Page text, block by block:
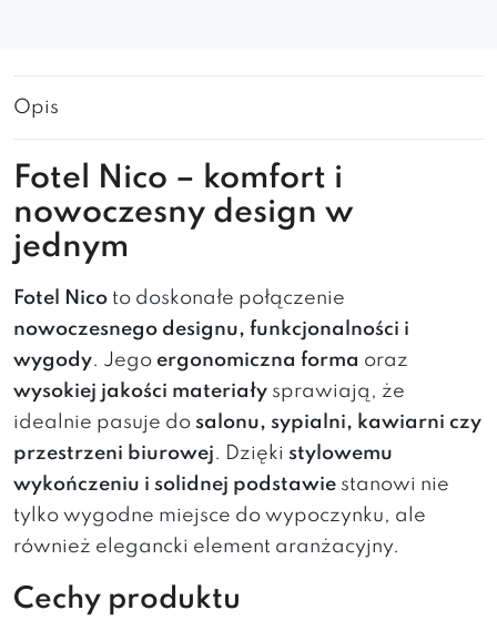
Opis
Fotel Nico – komfort i
nowoczesny design w
jednym
Fotel Nico to doskonałe połączenie
nowoczesnego designu, funkcjonalności i
wygody. Jego ergonomiczna forma oraz
wysokiej jakości materiały sprawiają, że
idealnie pasuje do salonu, sypialni, kawiarni czy
przestrzeni biurowej. Dzięki stylowemu
wykończeniu i solidnej podstawie stanowi nie
tylko wygodne miejsce do wypoczynku, ale
również elegancki element aranżacyjny.
Cechy produktu